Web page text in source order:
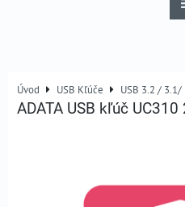
Úvod USB Kľúče USB 3.2 / 3.1/
ADATA USB kľúč